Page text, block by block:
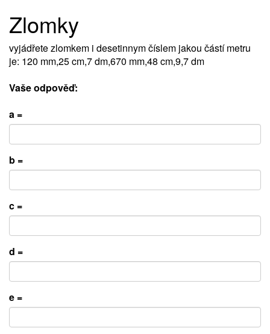
Zlomky
vyjádřete zlomkem i desetinnym číslem jakou částí metru
je: 120 mm,25 cm,7 dm,670 mm,48 cm,9,7 dm
Vaše odpověď:
a =
b =
c =
d =
e =